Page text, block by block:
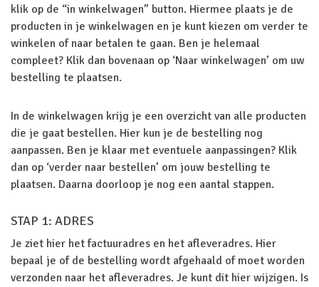
klik op de “in winkelwagen” button. Hiermee plaats je de
producten in je winkelwagen en je kunt kiezen om verder te
winkelen of naar betalen te gaan. Ben je helemaal
compleet? Klik dan bovenaan op ‘Naar winkelwagen’ om uw
bestelling te plaatsen.
In de winkelwagen krijg je een overzicht van alle producten
die je gaat bestellen. Hier kun je de bestelling nog
aanpassen. Ben je klaar met eventuele aanpassingen? Klik
dan op ‘verder naar bestellen’ om jouw bestelling te
plaatsen. Daarna doorloop je nog een aantal stappen.
STAP 1: ADRES
Je ziet hier het factuuradres en het afleveradres. Hier
bepaal je of de bestelling wordt afgehaald of moet worden
verzonden naar het afleveradres. Je kunt dit hier wijzigen. Is